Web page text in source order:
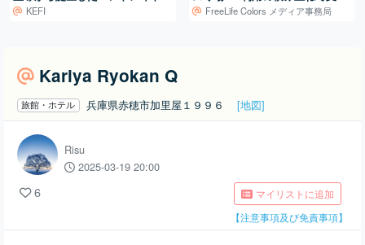
ランド
KEFI
られる地域の球場
FreeLife Colors メディア事務局
Kariya Ryokan Q
旅館・ホテル 兵庫県赤穂市加里屋１９９６ [地図]
Risu
2025-03-19 20:00
6
マイリストに追加
【注意事項及び免責事項】